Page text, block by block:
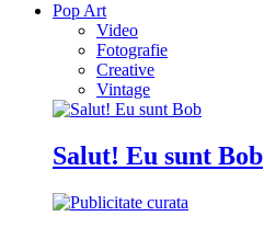
Pop Art
Video
Fotografie
Creative
Vintage
Salut! Eu sunt Bob